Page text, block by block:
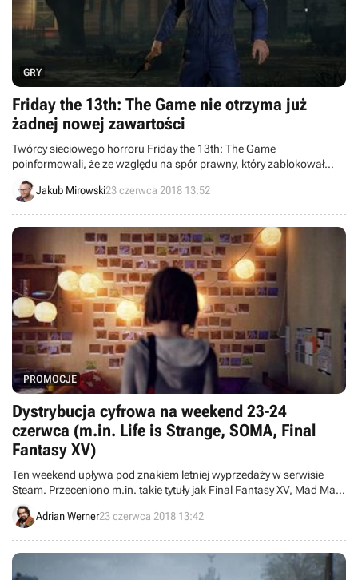
GRY
Friday the 13th: The Game nie otrzyma już
żadnej nowej zawartości
Twórcy sieciowego horroru Friday the 13th: The Game
poinformowali, że ze względu na spór prawny, który zablokował
opracowywanie nowej zawartości do gry, plany tworzenia dalszych
rozszerzeń zostały ostatecznie anulowane.
Jakub Mirowski23 czerwca 2018 13:52
PROMOCJE
Dystrybucja cyfrowa na weekend 23-24
czerwca (m.in. Life is Strange, SOMA, Final
Fantasy XV)
Ten weekend upływa pod znakiem letniej wyprzedaży w serwisie
Steam. Przeceniono m.in. takie tytuły jak Final Fantasy XV, Mad Max,
Dark Souls III, Quantum Break, SOMA czy pierwszy sezon Life is
Strange.Adrian Werner23 czerwca 2018 13:42